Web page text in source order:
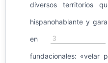
diversos territorios
hispanohablante y
en 3
fundacionales: «velar